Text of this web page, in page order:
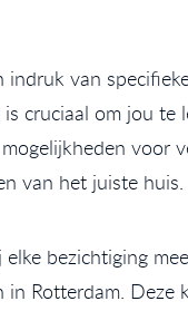
van
cruciaal om jou te
voor
van het juiste huis.
bezichtiging
Rotterdam. Deze